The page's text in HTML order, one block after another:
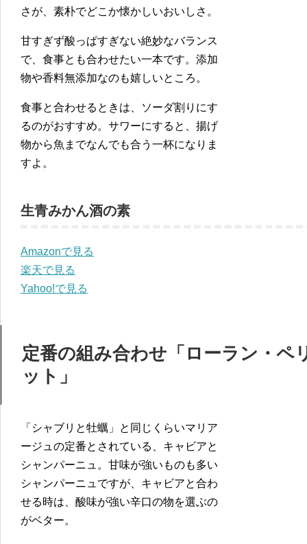
さが、素朴でどこか懐かしいおいしさ。
甘すぎず酸っぱすぎない絶妙なバランス
で、食事とも合わせたい一本です。添加
物や香料無添加なのも嬉しいところ。
食事と合わせるときは、ソーダ割りにす
るのがおすすめ。サワーにすると、揚げ
物から魚までなんでも合う一杯になりま
すよ。
生青みかん酒の素
Amazonで見る
楽天で見る
Yahoo!で見る
定番の組み合わせ「ローラン・ペ
ット」
「シャブリと牡蠣」と同じくらいマリア
ージュの定番とされている、キャビアと
シャンパーニュ。甘味が強いものも多い
シャンパーニュですが、キャビアと合わ
せる時は、酸味が強い辛口の物を選ぶの
がベター。